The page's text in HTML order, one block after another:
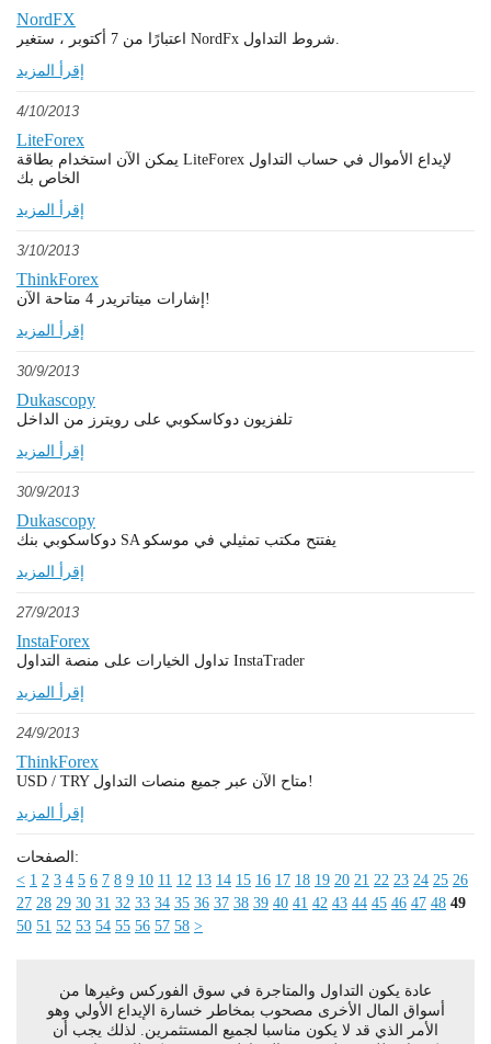
NordFX
اعتبارًا من 7 أكتوبر ، ستغير NordFx شروط التداول.
إقرأ المزيد
4/10/2013
LiteForex
يمكن الآن استخدام بطاقة LiteForex لإيداع الأموال في حساب التداول
الخاص بك
إقرأ المزيد
3/10/2013
ThinkForex
إشارات ميتاتريدر 4 متاحة الآن!
إقرأ المزيد
30/9/2013
Dukascopy
تلفزيون دوكاسكوبي على رويترز من الداخل
إقرأ المزيد
30/9/2013
Dukascopy
دوكاسكوبي بنك SA يفتتح مكتب تمثيلي في موسكو
إقرأ المزيد
27/9/2013
InstaForex
تداول الخيارات على منصة التداول InstaTrader
إقرأ المزيد
24/9/2013
ThinkForex
USD / TRY متاح الآن عبر جميع منصات التداول!
إقرأ المزيد
الصفحات:
< 1 2 3 4 5 6 7 8 9 10 11 12 13 14 15 16 17 18 19 20 21 22 23 24 25 26
27 28 29 30 31 32 33 34 35 36 37 38 39 40 41 42 43 44 45 46 47 48 49
50 51 52 53 54 55 56 57 58 >
عادة يكون التداول والمتاجرة في سوق الفوركس وغيرها من
أسواق المال الأخرى مصحوب بمخاطر خسارة الإيداع الأولي وهو
الأمر الذي قد لا يكون مناسبا لجميع المستثمرين. لذلك يجب أن